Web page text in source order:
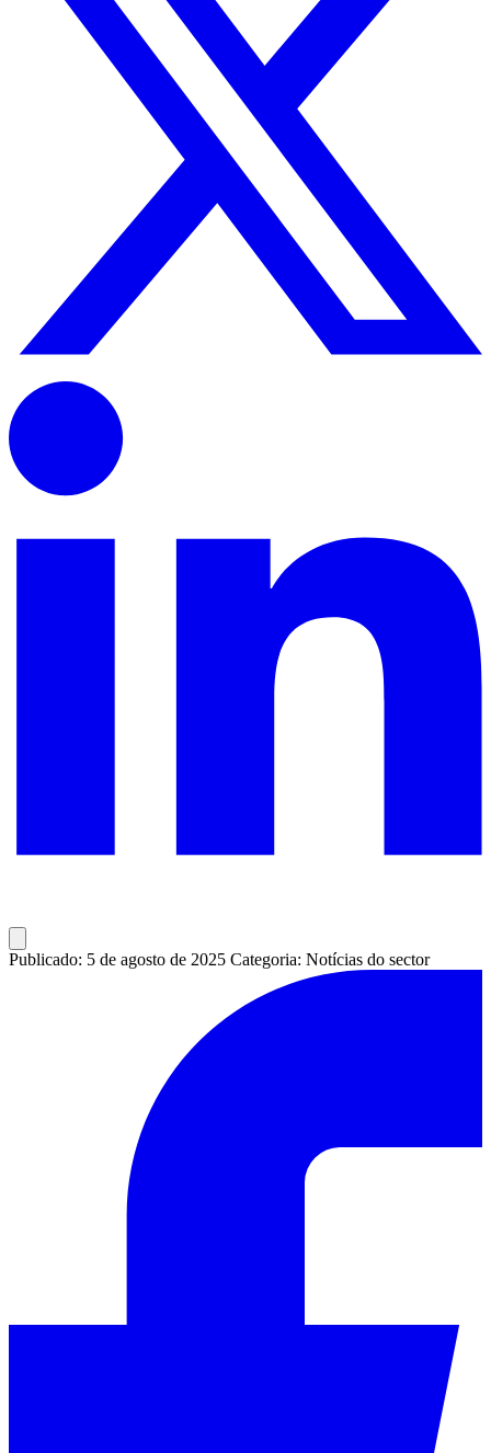
Publicado: 5 de agosto de 2025 Categoria: Notícias do sector